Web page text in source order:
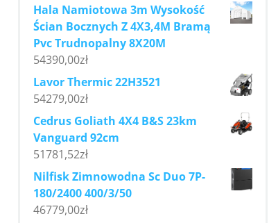
Hala Namiotowa 3m Wysokość
Ścian Bocznych Z 4X3,4M Bramą
Pvc Trudnopalny 8X20M
54390,00zł
Lavor Thermic 22H3521
54279,00zł
Cedrus Goliath 4X4 B&S 23km
Vanguard 92cm
51781,52zł
Nilfisk Zimnowodna Sc Duo 7P-
180/2400 400/3/50
46779,00zł